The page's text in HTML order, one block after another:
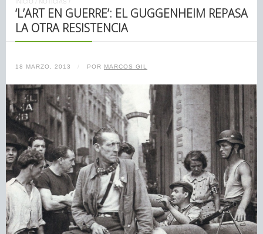
INICIO / NOTICIAS /
‘L’ART EN GUERRE’: EL GUGGENHEIM REPASA
LA OTRA RESISTENCIA
18 MARZO, 2013 / POR MARCOS GIL